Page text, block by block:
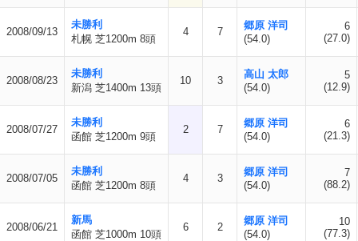
2008/09/13
未勝利
札幌 芝1200m 8頭
4 7
郷原 洋司
(54.0)
6
(27.0)
2008/08/23
未勝利
新潟 芝1400m 13頭
10 3
高山 太郎
(54.0)
5
(12.9)
2008/07/27
未勝利
函館 芝1200m 9頭
2 7
郷原 洋司
(54.0)
6
(21.3)
2008/07/05
未勝利
函館 芝1200m 8頭
4 3
郷原 洋司
(54.0)
7
(88.2)
2008/06/21
新馬
函館 芝1000m 10頭
6 2
郷原 洋司
(54.0)
10
(77.3)